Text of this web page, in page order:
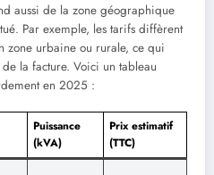
aussi de la zone géographique
Par exemple, les tarifs diffèrent
zone urbaine ou rurale, ce qui
la facture. Voici un tableau
en 2025 :
Puissance
(kVA)
Prix estimatif
(TTC)